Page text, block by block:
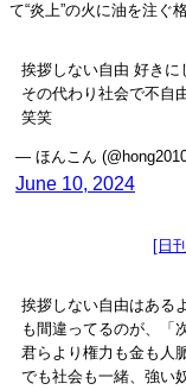
て“炎上”の火に油を注ぐ
挨拶しない自由 好きに
その代わり社会で不自
笑笑
— ほんこん
June 10, 2024
[日
挨拶しない自由はある
も間違ってるのが、「
君らより権力も金も人
でも社会も一緒、強い